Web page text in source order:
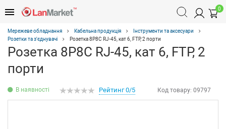
0
Мережеве обладнання Кабельна продукція
Інструменти та аксесуари
Розетки та з'єднувачі
Розетка 8P8C RJ-45, кат 6, FTP, 2 порти
Розетка 8P8C RJ-45, кат 6, FTP, 2
порти
В наявності Код товару: 09797
Рейтинг 0/5